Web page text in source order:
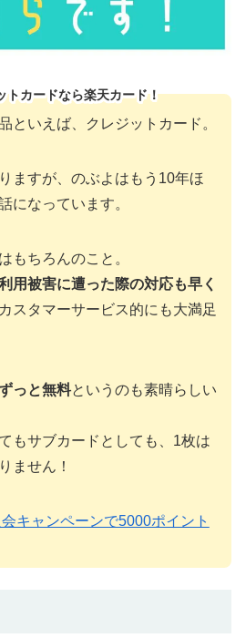
トカードなら楽天カード！
といえば、クレジットカード。
ますが、のぶよはもう10年ほ
になっています。
もちろんのこと。
用被害に遭った際の対応も早く
スタマーサービス的にも大満足
っと無料というのも素晴らしい
もサブカードとしても、1枚は
ません！
キャンペーンで5000ポイント